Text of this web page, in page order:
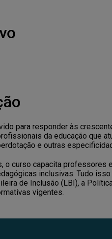
para responder às
da educação que
e outras
o curso capacita professores
inclusivas. Tudo
de Inclusão (LBI), a
vigentes.